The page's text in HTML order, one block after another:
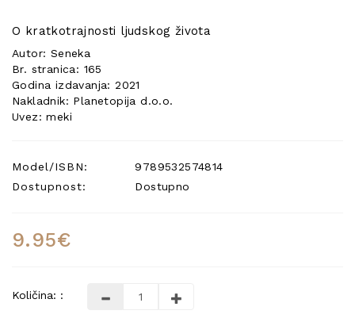
O kratkotrajnosti ljudskog života
Autor: Seneka
Br. stranica: 165
Godina izdavanja: 2021
Nakladnik: Planetopija d.o.o.
Uvez: meki
Model/ISBN:
9789532574814
Dostupnost:
Dostupno
9.95€
Količina: :